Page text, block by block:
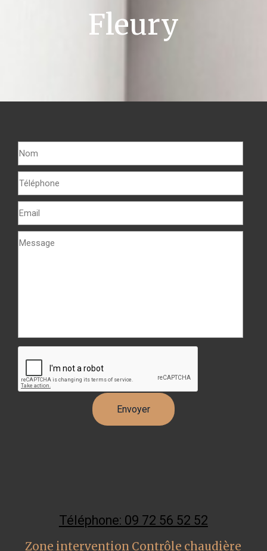
Fleury
Téléphone: 09 72 56 52 52
Zone intervention Contrôle chaudière